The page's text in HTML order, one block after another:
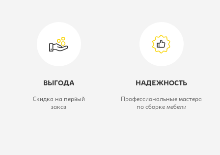
ВЫГОДА
Скидка на первый
заказ
НАДЕЖНОСТЬ
Профессиональные мастера
по сборке мебели